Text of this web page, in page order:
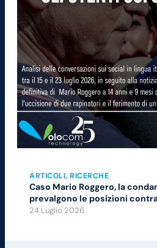
ARTICOLI, RICERCHE
Caso Mario Roggero, la
prevalgono le posizioni
24 Luglio 2026